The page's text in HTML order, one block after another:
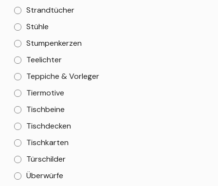
Strandtücher
Stühle
Stumpenkerzen
Teelichter
Teppiche & Vorleger
Tiermotive
Tischbeine
Tischdecken
Tischkarten
Türschilder
Überwürfe